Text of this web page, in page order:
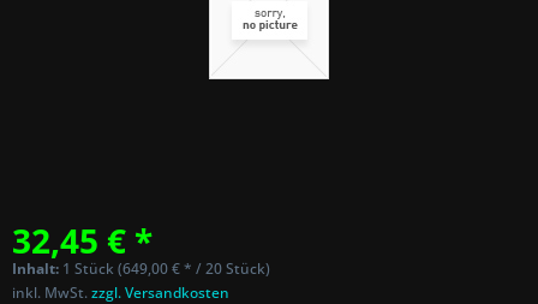
32,45 € *
Inhalt: 1 Stück (649,00 € * / 20 Stück)
inkl. MwSt.zzgl. Versandkosten